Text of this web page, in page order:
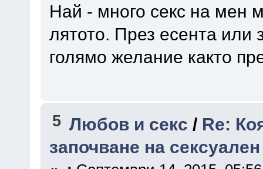
Най - много секс на мен
лятото. През есента или
голямо желание както
5 Любов и секс / Re:
започване на